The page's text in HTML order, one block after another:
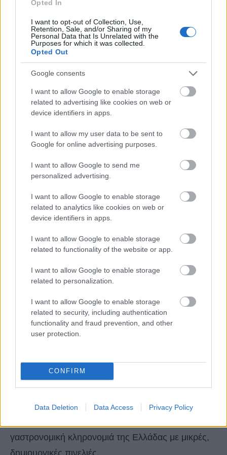
Opted In
I want to opt-out of Collection, Use,
Retention, Sale, and/or Sharing of my
Personal Data that Is Unrelated with the
Purposes for which it was collected.
Opted Out
Google consents
I want to allow Google to enable storage
related to advertising like cookies on web or
device identifiers in apps.
I want to allow my user data to be sent to
Google for online advertising purposes.
I want to allow Google to send me
personalized advertising.
I want to allow Google to enable storage
related to analytics like cookies on web or
device identifiers in apps.
I want to allow Google to enable storage
related to functionality of the website or app.
I want to allow Google to enable storage
related to personalization.
I want to allow Google to enable storage
related to security, including authentication
functionality and fraud prevention, and other
user protection.
CONFIRM
Data Deletion Data Access Privacy Policy
Τα πιάτα του Mezé Mani μας δίνουν την ευκαιρία να
γαστρονομική κληρονομιά της Ελλάδας με μικρές,